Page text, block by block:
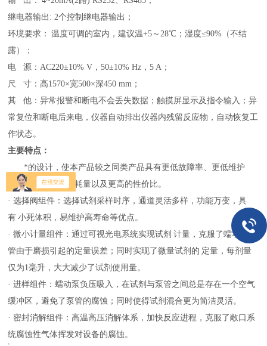
继电器输出 : 2个控制继电器输出 ；
环境要求：
温度可调的室内，建议温+5～28℃；湿度≤90%（不结
露）
；
电
源：AC220±10% V，50±10% Hz，5 A ；
尺
寸：高1570×宽500×深450 mm ；
其
他：异常报警和断电不会丢失数据；触摸屏显示及指令输入；异
常复位和断电后来电，仪器自动排出仪器内残留反应物，自动恢复工
作状态。
主要特点：
*的设计，使本产品较之同类产品具有更低故障率、更低维护
量、更低的试剂消耗量以及更高的性价比。
· 选择阀组件：选择试剂采样时序，通道灵活多样，功能万变，具
有 小死体积，易维护高寿命等优点。
· 微小计量组件：通过可视光电系统实现试剂 计量，克服了蠕动泵泵
管由于磨损引起的定量误差；同时实现了微量试剂的 定量，每剂量
仅为1毫升，大大减少了试剂使用量。
· 进样组件：蠕动泵负压吸入，在试剂与泵管之间总是存在一个空气
缓冲区，避免了泵管的腐蚀；同时使得试剂混合更为简洁灵活。
· 密封消解组件：高温高压消解体系，加快反应进程，克服了敞口系
统腐蚀性气体挥发对设备的腐蚀。